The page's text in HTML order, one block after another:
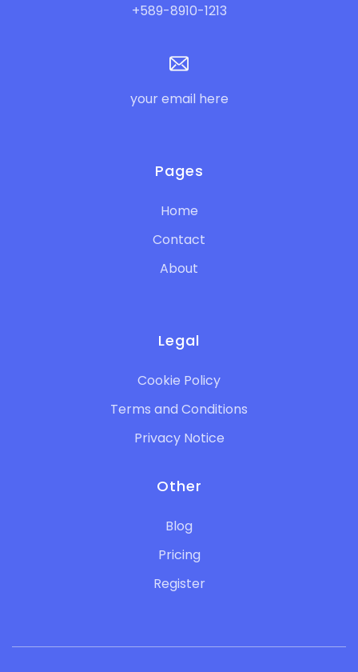
+589-8910-1213
your email here
Pages
Home
Contact
About
Legal
Cookie Policy
Terms and Conditions
Privacy Notice
Other
Blog
Pricing
Register